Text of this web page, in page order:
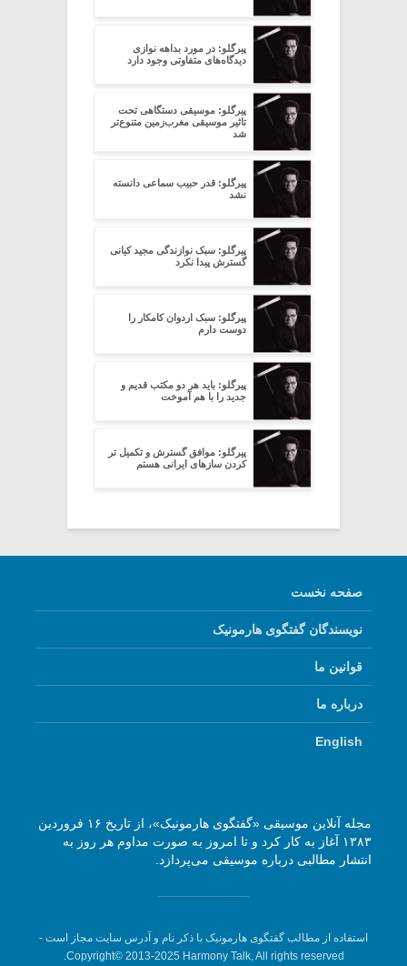
پیرگلو: در مورد بداهه نوازی
دیدگاه‌های متفاوتی وجود دارد
پیرگلو: موسیقی دستگاهی تحت
تاثیر موسیقی مغرب‌زمین متنوع‌تر
شد
پیرگلو: قدر حبیب سماعی دانسته
نشد
پیرگلو: سبک نوازندگی مجید کیانی
گسترش پیدا نکرد
پیرگلو: سبک اردوان کامکار را
دوست دارم
پیرگلو: باید هر دو مکتب قدیم و
جدید را با هم آموخت
پیرگلو: موافق گسترش و تکمیل تر
کردن سازهای ایرانی هستم
صفحه نخست
نویسندگان گفتگوی هارمونیک
قوانین ما
درباره ما
English
مجله آنلاین موسیقی «گفتگوی هارمونیک»، از تاریخ ۱۶ فروردین
۱۳۸۳ آغاز به کار کرد و تا امروز به صورت مداوم هر روز به
انتشار مطالبی درباره موسیقی می‌پردازد.
استفاده از مطالب گفتگوی هارمونیک با ذکر نام و آدرس سایت مجاز است -
Copyright© 2013-2025 Harmony Talk, All rights reserved.